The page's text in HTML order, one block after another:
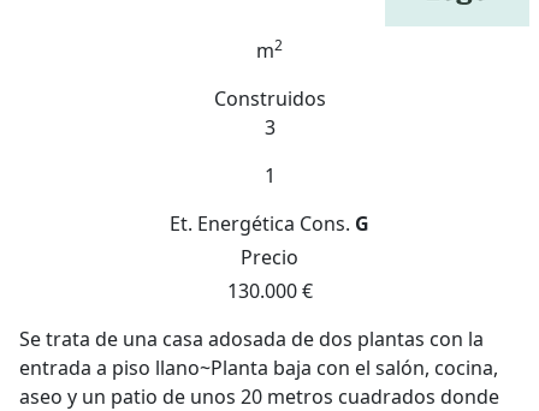
m2
Construidos
3
1
Et. Energética Cons. G
Precio
130.000 €
Se trata de una casa adosada de dos plantas con la
entrada a piso llano~Planta baja con el salón, cocina,
aseo y un patio de unos 20 metros cuadrados donde